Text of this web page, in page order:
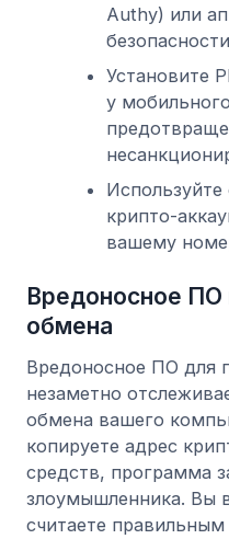
Authy) или
безопасности
Установите
у
крипто-
вашему
Вредоносное ПО
обмена
Вредоносное ПО для
незаметно
обмена вашего
копируете адрес
средств, программа
злоумышленника. Вы
считаете